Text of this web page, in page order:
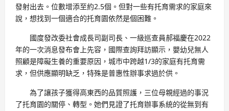
發射出去。位數增添至約2.5個。但對一些有托育需求的家庭來
說，想找到一個適合的托育園依然是個困難。
國度發改委社會成長司副司長、一級巡查員郝福慶在2022
年的一次消息發布會上先容，國際查詢拜訪顯示，嬰幼兒無人
照顧是障礙生養的重要原因，城市中跨越1/3的家庭有托育需
求，但供應顯明缺乏，特殊是普惠性辦事求過於供。
為了讓孩子獲得高東西的品質照護，三位母親經過的事況
了托育園的關停、轉型。她們見證了托育辦事系統的從無到有